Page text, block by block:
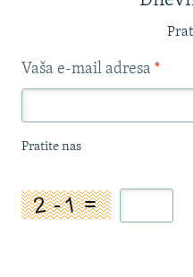
Vaša e-mail adresa *
Pratite nas